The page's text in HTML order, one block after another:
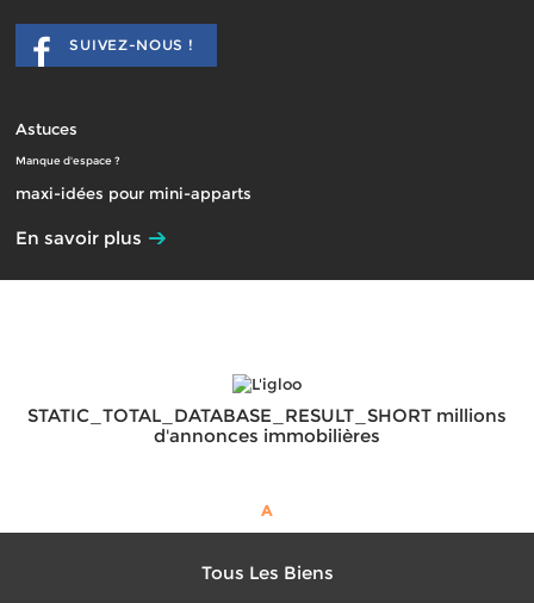
SUIVEZ-NOUS !
Astuces
Manque d'espace ?
maxi-idées pour mini-apparts
En savoir plus
STATIC_TOTAL_DATABASE_RESULT_SHORT millions
d'annonces immobilières
A
Tous Les Biens